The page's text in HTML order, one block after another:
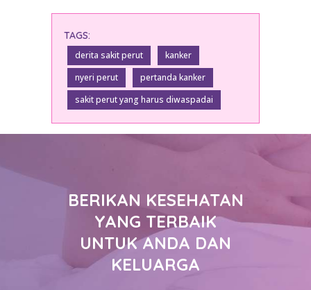
TAGS:
derita sakit perut
kanker
nyeri perut
pertanda kanker
sakit perut yang harus diwaspadai
BERIKAN KESEHATAN
YANG TERBAIK
UNTUK ANDA DAN
KELUARGA